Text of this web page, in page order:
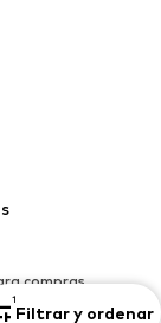
1
Filtrar y ordenar
compras
son de